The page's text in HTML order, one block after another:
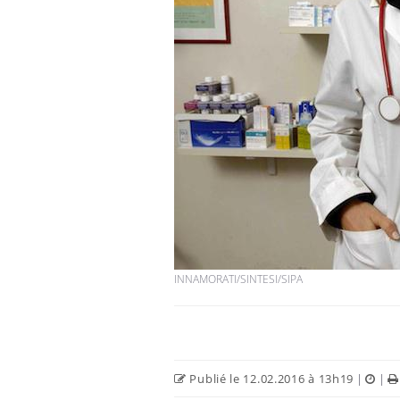
INNAMORATI/SINTESI/SIPA
Publié le 12.02.2016 à 13h19 | |